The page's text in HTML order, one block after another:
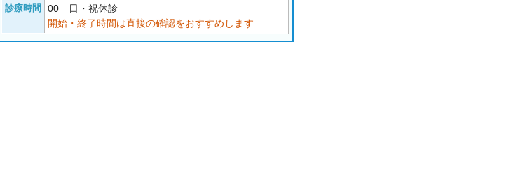
診療時間
00 日・祝休診
開始・終了時間は直接の確認をおすすめします